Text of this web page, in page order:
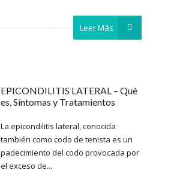
Leer Más
EPICONDILITIS LATERAL – Qué
es, Síntomas y Tratamientos
La epicondilitis lateral, conocida
también como codo de tenista es un
padecimiento del codo provocada por
el exceso de...